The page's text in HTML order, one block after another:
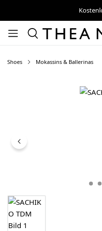
Shoes Mokassins & Ballerinas
Bildergalerie überspringen